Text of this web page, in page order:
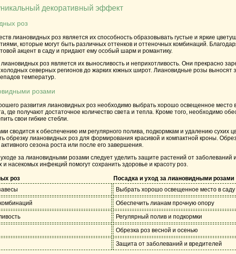
декоративный эффект
роз
лиановидных роз является их способность образовывать густые и яркие
которые могут быть различных оттенков и оттеночных комбинаций.
акцент в саду и придают ему особый шарм и романтику.
роз является их выносливость и неприхотливость. Они прекрасно
холодных северных регионов до жарких южных широт. Лиановидные розы выносят
температур.
розами
развития лиановидных роз необходимо выбрать хорошо освещенное место
где получают достаточное количество света и тепла. Кроме того, необходимо
свои гибкие стебли.
сводится к обеспечению им регулярного полива, подкормкам и удалению сухих
обрезку лиановидных роз для формирования красивой и компактной кроны.
сезона роста или после его завершения.
за лиановидными розами следует уделить защите растений от заболеваний
и насекомых инфекций помогут сохранить здоровье и красоту роз.
роз
Посадка и уход за лиановидными розами
Выбрать хорошо освещенное место в саду
Обеспечить лианам прочную опору
Регулярный полив и подкормки
Обрезка роз весной и осенью
Защита от заболеваний и вредителей